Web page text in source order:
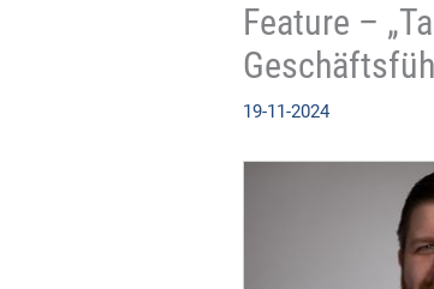
Feature –
19-11-2024